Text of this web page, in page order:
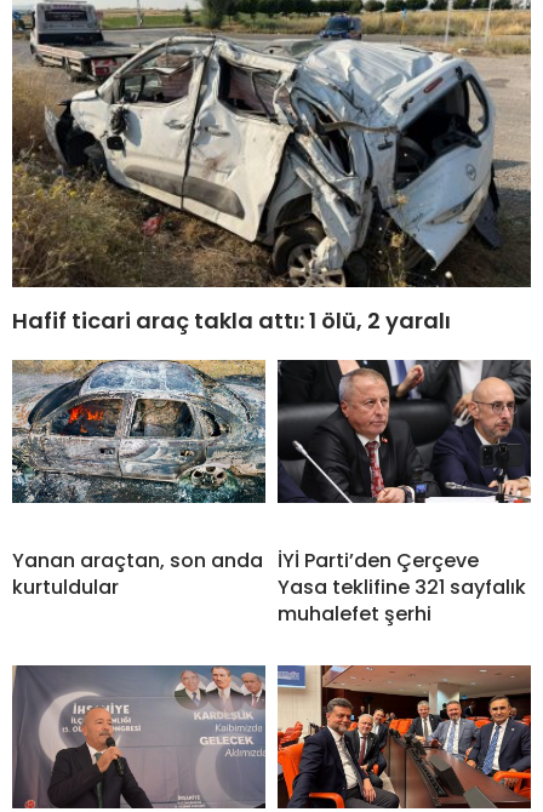
Hafif ticari araç takla attı: 1 ölü, 2 yaralı
Yanan araçtan, son anda
kurtuldular
İYİ Parti’den Çerçeve
Yasa teklifine 321 sayfalık
muhalefet şerhi